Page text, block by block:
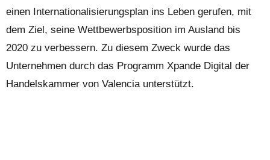
einen Internationalisierungsplan ins Leben gerufen, mit
dem Ziel, seine Wettbewerbsposition im Ausland bis
2020 zu verbessern. Zu diesem Zweck wurde das
Unternehmen durch das Programm Xpande Digital der
Handelskammer von Valencia unterstützt.